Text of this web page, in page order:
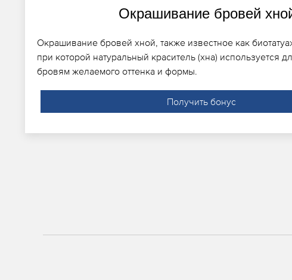
Окрашивание бровей
Окрашивание бровей хной, также известное как
при которой натуральный краситель (хна) используется
бровям желаемого оттенка и формы.
Получить бонус